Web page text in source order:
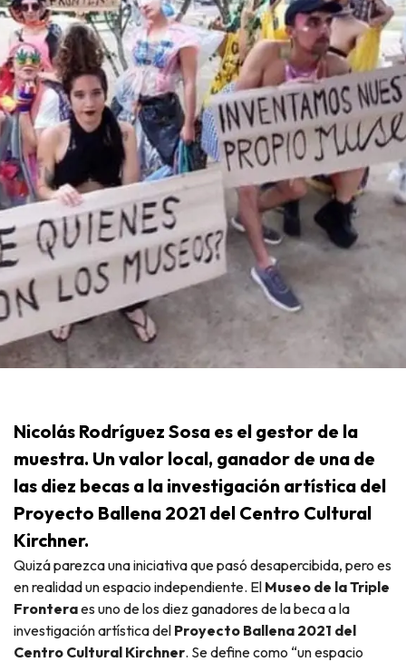
Nicolás Rodríguez Sosa es el gestor de la
muestra. Un valor local, ganador de una de
las diez becas a la investigación artística del
Proyecto Ballena 2021 del Centro Cultural
Kirchner.
Quizá parezca una iniciativa que pasó desapercibida, pero es
en realidad un espacio independiente. El Museo de la Triple
Fronteraes uno de los diez ganadores de la beca a la
investigación artística del Proyecto Ballena 2021 del
Centro Cultural Kirchner. Se define como “un espacio